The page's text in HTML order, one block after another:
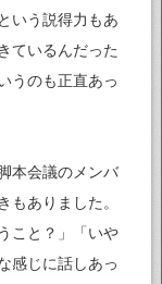
いう説得力もあ
ているんだった
うのも正直あっ
本会議のメンバ
もありました。
こと？」「いや
感じに話しあっ